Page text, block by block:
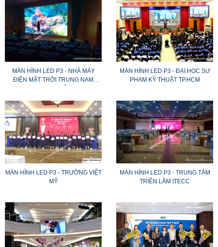
MÀN HÌNH LED P3 - NHÀ MÁY
ĐIỆN MẶT TRỜI TRUNG NAM
MÀN HÌNH LED P3 - ĐẠI HỌC SƯ
PHẠM KỸ THUẬT TP.HCM
MÀN HÌNH LED P3 - TRƯỜNG VIỆT
MỸ
MÀN HÌNH LED P3 - TRUNG TÂM
TRIỂN LÃM ITECC